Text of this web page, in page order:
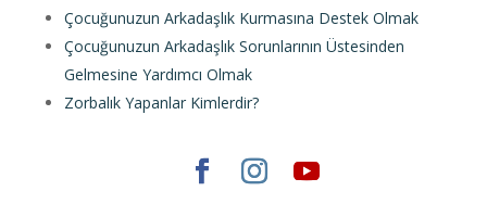
Çocuğunuzun Arkadaşlık Kurmasına Destek Olmak
Çocuğunuzun Arkadaşlık Sorunlarının Üstesinden
Gelmesine Yardımcı Olmak
Zorbalık Yapanlar Kimlerdir?